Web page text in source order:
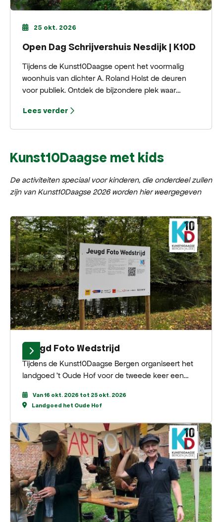
25 okt. 2026
Open Dag Schrijvershuis Nesdijk | K10D
Tijdens de Kunst10Daagse opent het voormalig
woonhuis van dichter A. Roland Holst de deuren
voor publiek. Ontdek de bijzondere plek waar
aan nieuwe verhalen en gedichten.
Lees verder
Kunst10Daagse met kids
De activiteiten speciaal voor kinderen, die onderdeel zullen
zijn van Kunst10Daagse 2026 worden hier weergegeven
Jeugd Foto Wedstrijd
Tijdens de Kunst10Daagse Bergen organiseert het
landgoed ’t Oude Hof voor de tweede keer een
expositie bij de Zwarte Schuur. Deelname is
mogelijk voor jongeren van 10 tot 14 jaar en van 15
tot 18 jaar.
Van 16 okt. 2026 tot 25 okt. 2026
Landgoed het Oude Hof